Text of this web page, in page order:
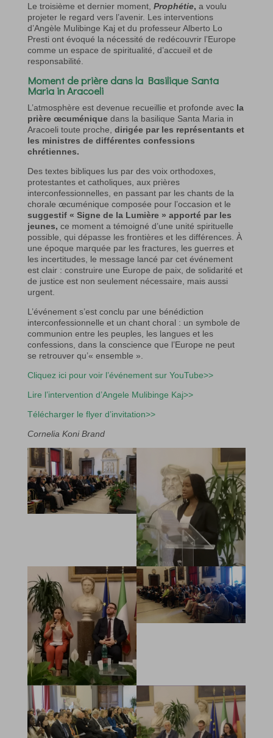
Le troisième et dernier moment, Prophétie, a voulu
projeter le regard vers l’avenir. Les interventions
d’Angèle Mulibinge Kaj et du professeur Alberto Lo
Presti ont évoqué la nécessité de redécouvrir l’Europe
comme un espace de spiritualité, d’accueil et de
responsabilité.
Moment de prière dans la Basilique Santa
Maria in Aracoeli
L’atmosphère est devenue recueillie et profonde avec la
prière œcuménique dans la basilique Santa Maria in
Aracoeli toute proche, dirigée par les représentants et
les ministres de différentes confessions
chrétiennes.
Des textes bibliques lus par des voix orthodoxes,
protestantes et catholiques, aux prières
interconfessionnelles, en passant par les chants de la
chorale œcuménique composée pour l’occasion et le
suggestif « Signe de la Lumière » apporté par les
jeunes, ce moment a témoigné d’une unité spirituelle
possible, qui dépasse les frontières et les différences. À
une époque marquée par les fractures, les guerres et
les incertitudes, le message lancé par cet événement
est clair : construire une Europe de paix, de solidarité et
de justice est non seulement nécessaire, mais aussi
urgent.
L’événement s’est conclu par une bénédiction
interconfessionnelle et un chant choral : un symbole de
communion entre les peuples, les langues et les
confessions, dans la conscience que l’Europe ne peut
se retrouver qu’« ensemble ».
Cliquez ici pour voir l’événement sur YouTube>>
Lire l’intervention d’Angele Mulibinge Kaj>>
Télécharger le flyer d’invitation>>
Cornelia Koni Brand